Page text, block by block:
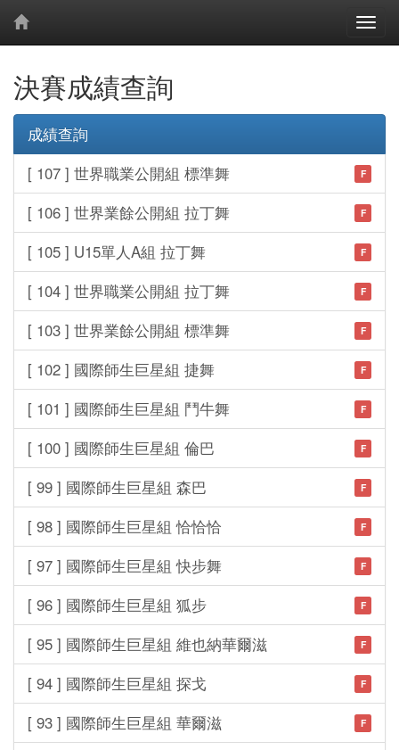
決賽成績查詢
成績查詢
[ 107 ] 世界職業公開組 標準舞
F
[ 106 ] 世界業餘公開組 拉丁舞 F
[ 105 ] U15單人A組 拉丁舞 F
[ 104 ] 世界職業公開組 拉丁舞 F
[ 103 ] 世界業餘公開組 標準舞 F
[ 102 ] 國際師生巨星組 捷舞 F
[ 101 ] 國際師生巨星組 鬥牛舞 F
[ 100 ] 國際師生巨星組 倫巴 F
[ 99 ] 國際師生巨星組 森巴 F
[ 98 ] 國際師生巨星組 恰恰恰 F
[ 97 ] 國際師生巨星組 快步舞 F
[ 96 ] 國際師生巨星組 狐步 F
[ 95 ] 國際師生巨星組 維也納華爾滋 F
[ 94 ] 國際師生巨星組 探戈 F
[ 93 ] 國際師生巨星組 華爾滋 F